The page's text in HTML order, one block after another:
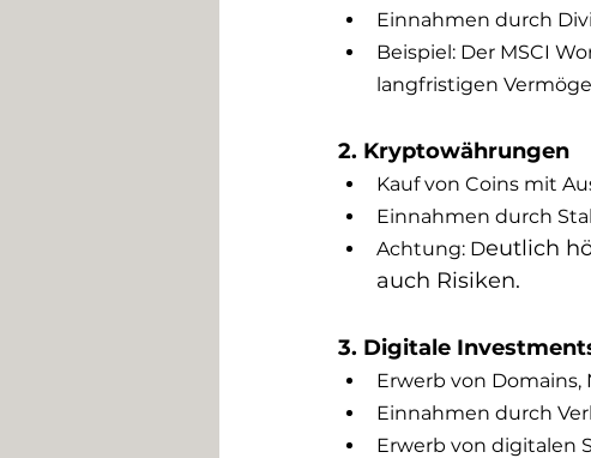
Einnahmen durch
Beispiel: Der MSCI
langfristigen
2. Kryptowährungen
Kauf von Coins mit
Einnahmen durch
Achtung: Deutlich
auch Risiken.
3. Digitale
Erwerb von Domains,
Einnahmen durch
Erwerb von digitalen